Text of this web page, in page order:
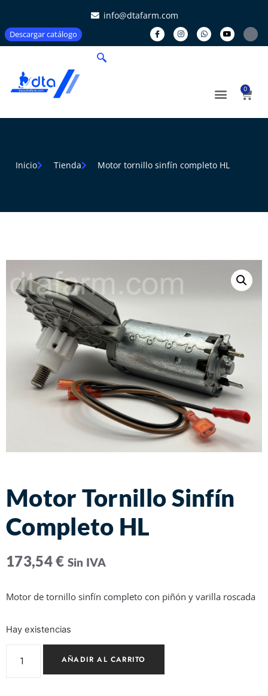
info@dtafarm.com
Descargar catálogo
0
Inicio Tienda Motor tornillo sinfín completo HL
Motor Tornillo Sinfín
Completo HL
173,54€ Sin IVA
Motor de tornillo sinfín completo con piñón y varilla roscada
Hay existencias
AÑADIR AL CARRITO